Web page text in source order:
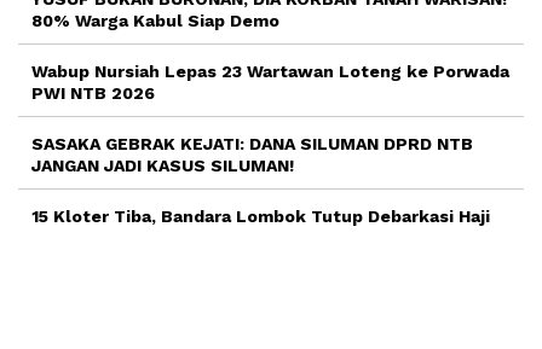
80% Warga Kabul Siap Demo
Wabup Nursiah Lepas 23 Wartawan Loteng ke Porwada
PWI NTB 2026
SASAKA GEBRAK KEJATI: DANA SILUMAN DPRD NTB
JANGAN JADI KASUS SILUMAN!
15 Kloter Tiba, Bandara Lombok Tutup Debarkasi Haji